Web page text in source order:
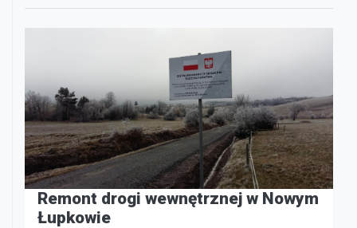
Remont drogi wewnętrznej w Nowym
Łupkowie